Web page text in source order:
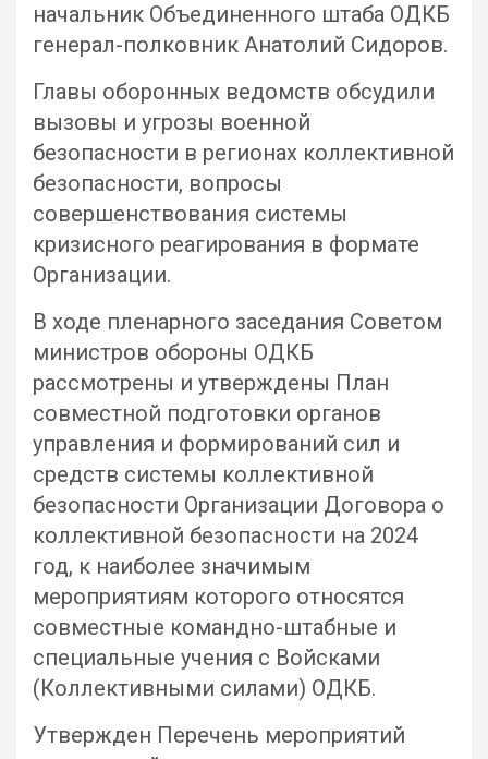
начальник Объединенного штаба ОДКБ
генерал-полковник Анатолий Сидоров.
Главы оборонных ведомств обсудили
вызовы и угрозы военной
безопасности в регионах коллективной
безопасности, вопросы
совершенствования системы
кризисного реагирования в формате
Организации.
В ходе пленарного заседания Советом
министров обороны ОДКБ
рассмотрены и утверждены План
совместной подготовки органов
управления и формирований сил и
средств системы коллективной
безопасности Организации Договора о
коллективной безопасности на 2024
год, к наиболее значимым
мероприятиям которого относятся
совместные командно-штабные и
специальные учения с Войсками
(Коллективными силами) ОДКБ.
Утвержден Перечень мероприятий